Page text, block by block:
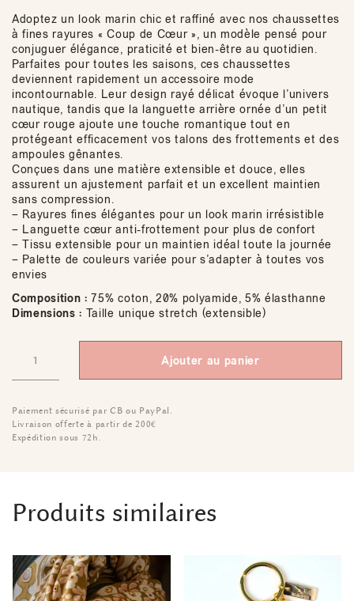
Adoptez un look marin chic et raffiné avec nos chaussettes
à fines rayures « Coup de Cœur », un modèle pensé pour
conjuguer élégance, praticité et bien-être au quotidien.
Parfaites pour toutes les saisons, ces chaussettes
deviennent rapidement un accessoire mode
incontournable. Leur design rayé délicat évoque l’univers
nautique, tandis que la languette arrière ornée d’un petit
cœur rouge ajoute une touche romantique tout en
protégeant efficacement vos talons des frottements et des
ampoules gênantes.
Conçues dans une matière extensible et douce, elles
assurent un ajustement parfait et un excellent maintien
sans compression.
– Rayures fines élégantes pour un look marin irrésistible
– Languette cœur anti-frottement pour plus de confort
– Tissu extensible pour un maintien idéal toute la journée
– Palette de couleurs variée pour s’adapter à toutes vos
envies
Composition : 75% coton, 20% polyamide, 5% élasthanne
Dimensions : Taille unique stretch (extensible)
Ajouter au panier
Paiement sécurisé par CB ou PayPal.
Livraison offerte à partir de 200€
Expédition sous 72h.
Produits similaires